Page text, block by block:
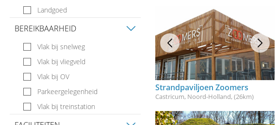
Landgoed
BEREIKBAARHEID
Vlak bij snelweg
Vlak bij vliegveld
Vlak bij OV
Parkeergelegenheid
Vlak bij treinstation
Strandpaviljoen Zoomers
Castricum, Noord-Holland, (26km)